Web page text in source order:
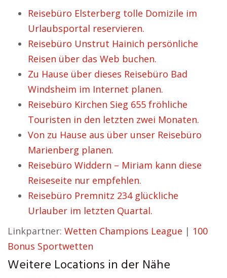
Reisebüro Elsterberg tolle Domizile im
Urlaubsportal reservieren.
Reisebüro Unstrut Hainich persönliche
Reisen über das Web buchen.
Zu Hause über dieses Reisebüro Bad
Windsheim im Internet planen.
Reisebüro Kirchen Sieg 655 fröhliche
Touristen in den letzten zwei Monaten.
Von zu Hause aus über unser Reisebüro
Marienberg planen.
Reisebüro Widdern – Miriam kann diese
Reiseseite nur empfehlen.
Reisebüro Premnitz 234 glückliche
Urlauber im letzten Quartal.
Linkpartner: Wetten Champions League | 100
Bonus Sportwetten
Weitere Locations in der Nähe